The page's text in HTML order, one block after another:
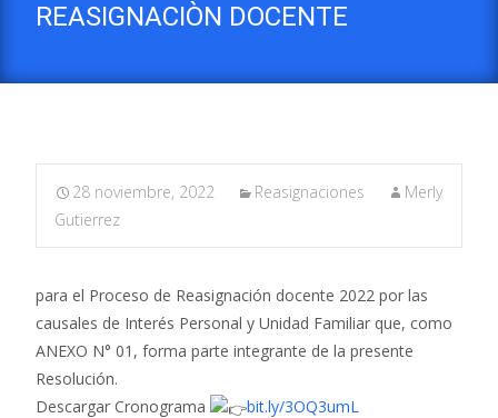
REASIGNACIÒN DOCENTE
28 noviembre, 2022 Reasignaciones
Merly
Gutierrez
para el Proceso de Reasignación docente 2022 por las
causales de Interés Personal y Unidad Familiar que, como
ANEXO N° 01, forma parte integrante de la presente
Resolución.
Descargar Cronograma
bit.ly/3OQ3umL